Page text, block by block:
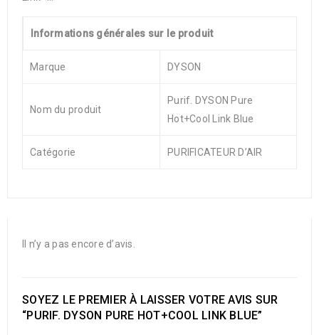
Informations générales sur le produit
Marque DYSON
Nom du produit
Purif. DYSON Pure
Hot+Cool Link Blue
Catégorie PURIFICATEUR D’AIR
Il n’y a pas encore d’avis.
SOYEZ LE PREMIER À LAISSER VOTRE AVIS SUR
“PURIF. DYSON PURE HOT+COOL LINK BLUE”